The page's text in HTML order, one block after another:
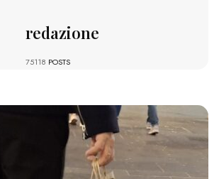
redazione
75118 POSTS